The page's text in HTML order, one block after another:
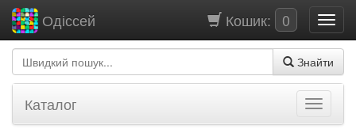
Кошик: 0
Одіссей
Знайти
Каталог